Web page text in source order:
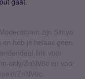
zijn Simyo
heb je helaas geen
link voor
only/ZnNV6c en voor
ZnNV6c.